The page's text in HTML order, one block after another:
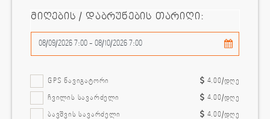
მიღების / დაბრუნების თარიღი:
GPS ნავიგატორი 4.00/დღე
ჩვილის სავარძელი 4.00/დღე
ბავშვის სავარძელი 4.00/დღე